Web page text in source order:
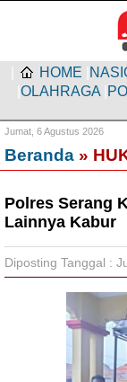
HOME
OLAHRAGA
Jumat, 6 Agustus 2026
Beranda »
Polres Serang
Lainnya Kabur
Diposting Tanggal :